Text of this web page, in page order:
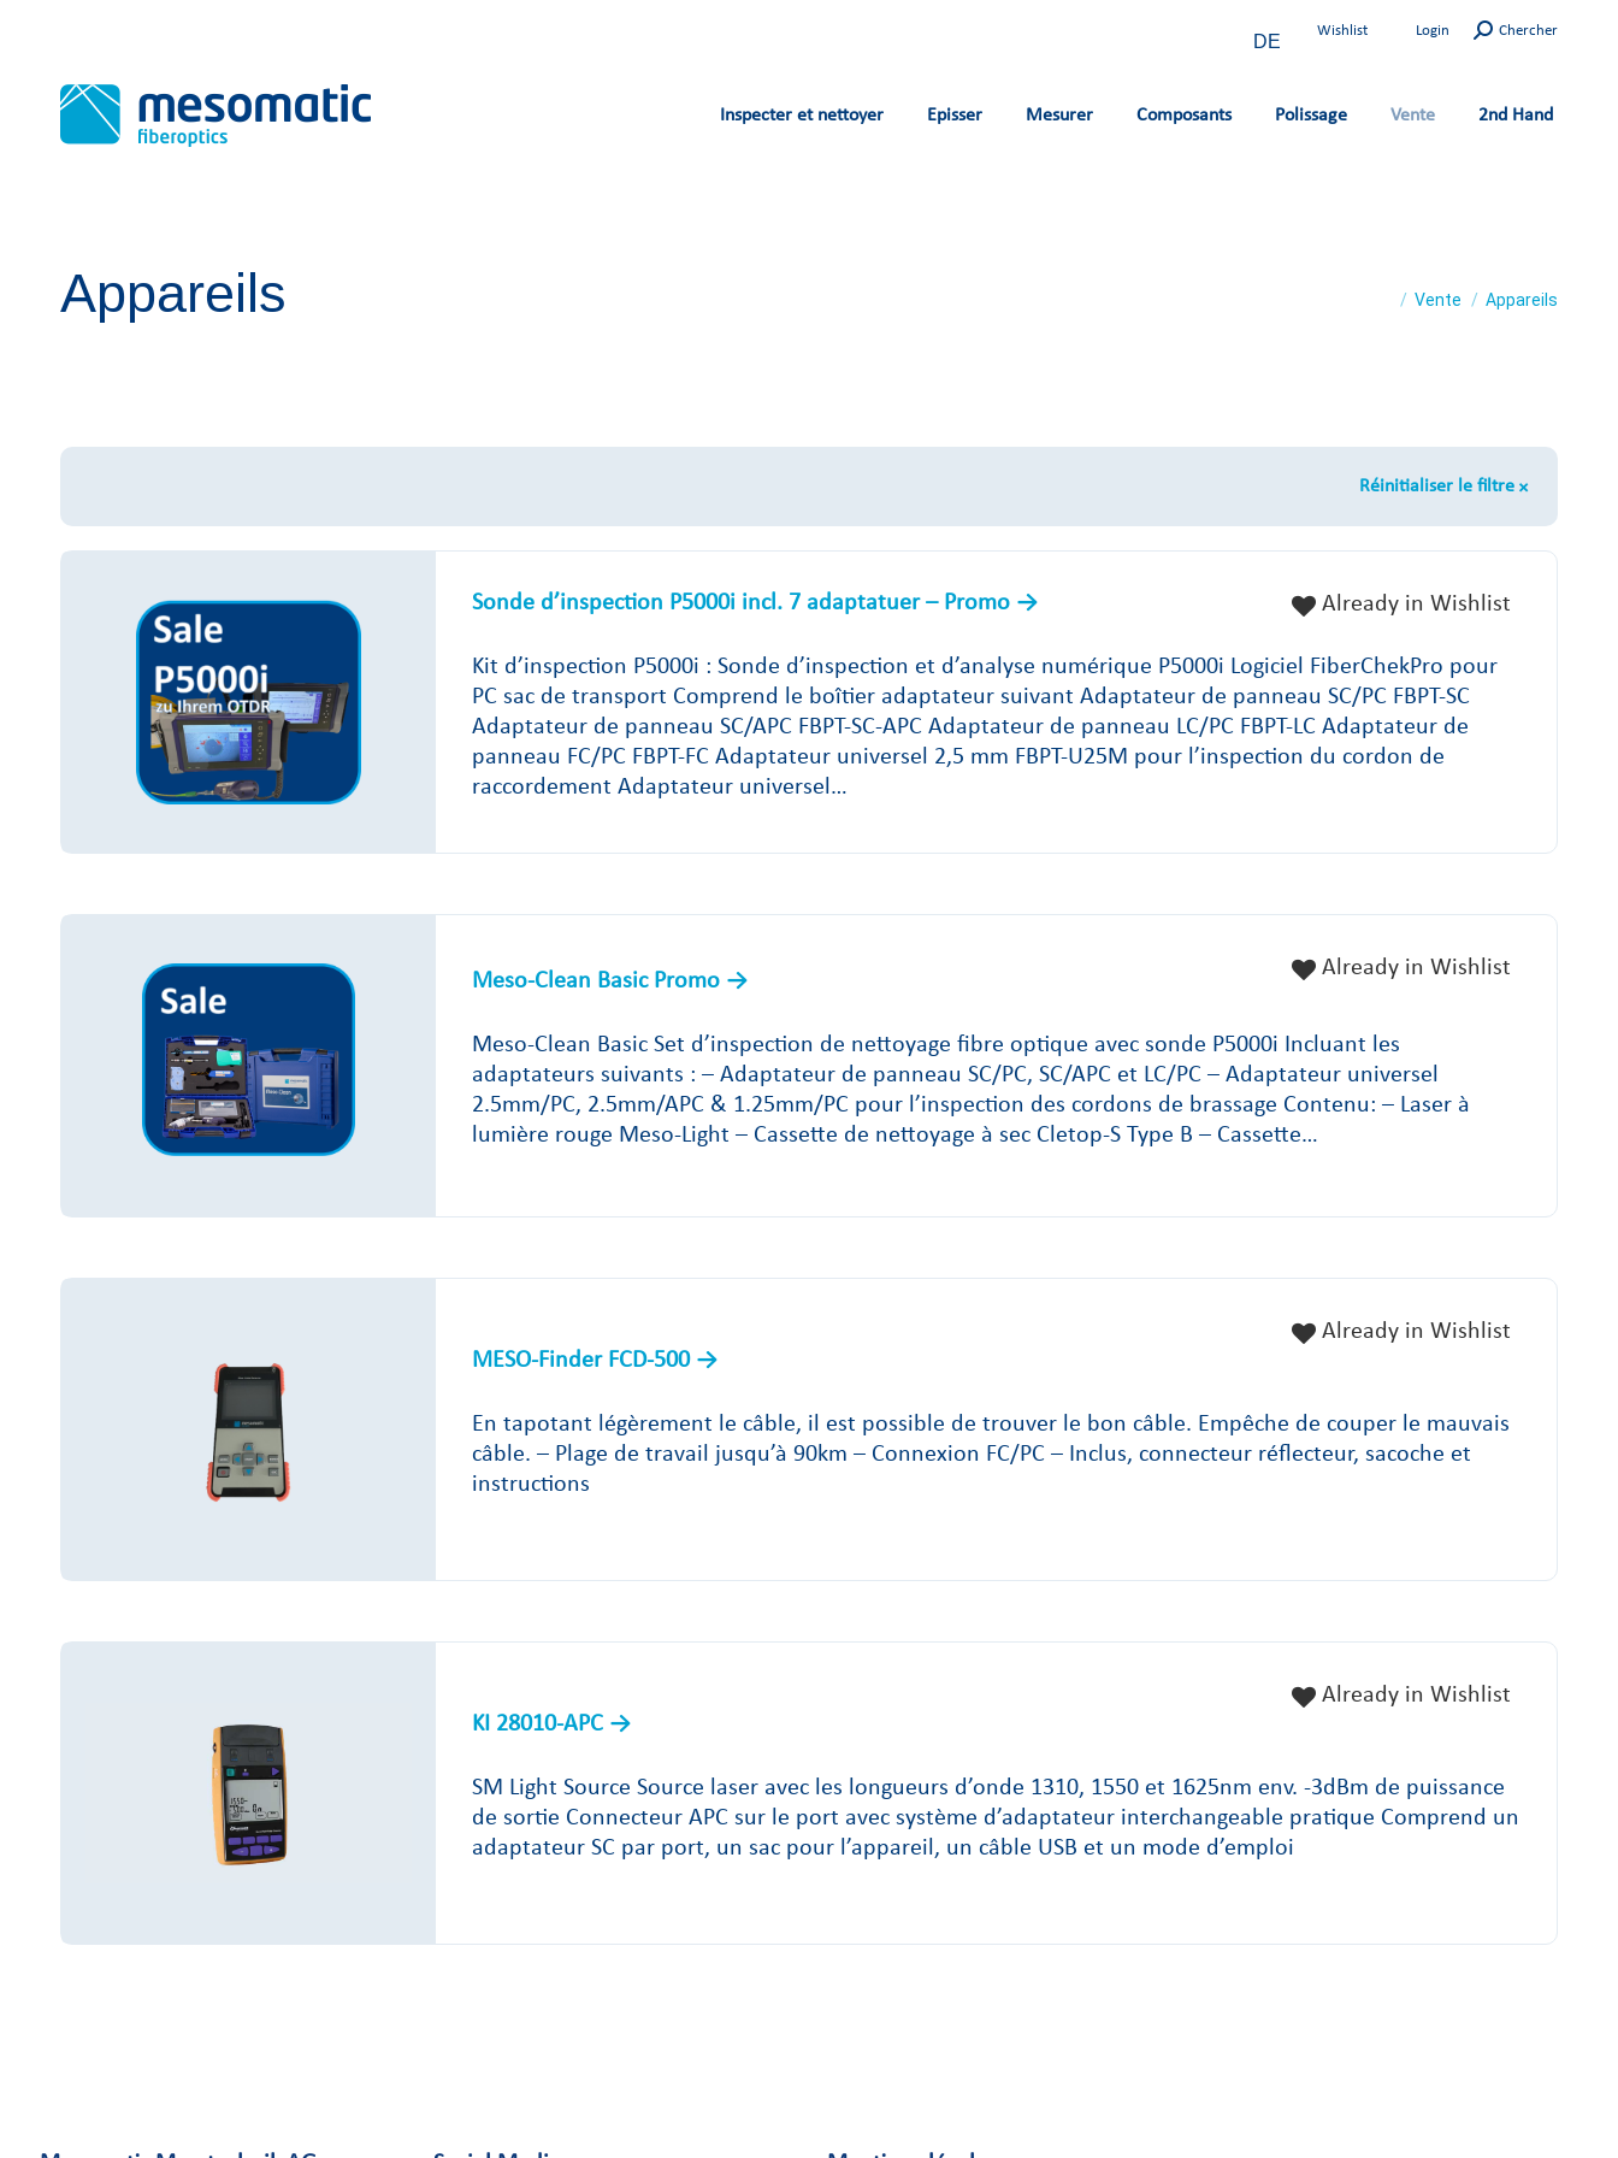
DE
Wishlist Login Search:Chercher
Inspecter et nettoyer Episser Mesurer Composants Polissage Vente 2nd Hand
Appareils You are here:
Vente Appareils
Réinitialiser le filtre
Sonde d’inspection P5000i incl. 7 adaptatuer – Promo
Kit d’inspection P5000i : Sonde d’inspection et d’analyse numérique P5000i Logiciel FiberChekPro pour
PC sac de transport Comprend le boîtier adaptateur suivant Adaptateur de panneau SC/PC FBPT-SC
Adaptateur de panneau SC/APC FBPT-SC-APC Adaptateur de panneau LC/PC FBPT-LC Adaptateur de
panneau FC/PC FBPT-FC Adaptateur universel 2,5 mm FBPT-U25M pour l’inspection du cordon de
raccordement Adaptateur universel…
Already in Wishlist
Meso-Clean Basic Promo
Meso-Clean Basic Set d’inspection de nettoyage fibre optique avec sonde P5000i Incluant les
adaptateurs suivants : – Adaptateur de panneau SC/PC, SC/APC et LC/PC – Adaptateur universel
2.5mm/PC, 2.5mm/APC & 1.25mm/PC pour l’inspection des cordons de brassage Contenu: – Laser à
lumière rouge Meso-Light – Cassette de nettoyage à sec Cletop-S Type B – Cassette…
Already in Wishlist
MESO-Finder FCD-500
En tapotant légèrement le câble, il est possible de trouver le bon câble. Empêche de couper le mauvais
câble. – Plage de travail jusqu’à 90km – Connexion FC/PC – Inclus, connecteur réflecteur, sacoche et
instructions
Already in Wishlist
KI 28010-APC
SM Light Source Source laser avec les longueurs d’onde 1310, 1550 et 1625nm env. -3dBm de puissance
de sortie Connecteur APC sur le port avec système d’adaptateur interchangeable pratique Comprend un
adaptateur SC par port, un sac pour l’appareil, un câble USB et un mode d’emploi
Already in Wishlist